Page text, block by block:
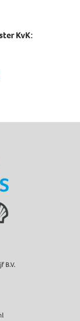
KvK:
B.V.